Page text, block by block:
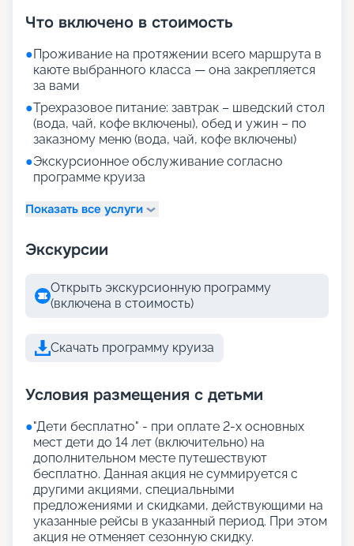
Что включено в стоимость
●Проживание на протяжении всего маршрута в
каюте выбранного класса — она закрепляется
за вами
●Трехразовое питание: завтрак – шведский стол
(вода, чай, кофе включены), обед и ужин – по
заказному меню (вода, чай, кофе включены)
●Экскурсионное обслуживание согласно
программе круиза
Показать все услуги
Экскурсии
Открыть экскурсионную программу
(включена в стоимость)
Скачать программу круиза
Условия размещения с детьми
●"Дети бесплатно" - при оплате 2-х основных
мест дети до 14 лет (включительно) на
дополнительном месте путешествуют
бесплатно. Данная акция не суммируется с
другими акциями, специальными
предложениями и скидками, действующими на
указанные рейсы в указанный период. При этом
акция не отменяет сезонную скидку.